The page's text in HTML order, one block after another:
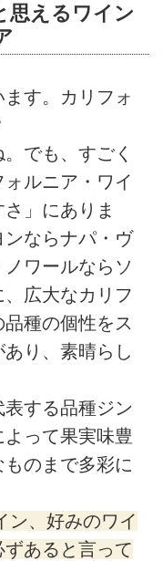
思えるワイン
す。カリフォ
でも、すごく
ルニア・ワイ
」にありま
ならナパ・ヴ
ワールならソ
広大なカリフ
種の個性をス
り、素晴らし
する品種ジン
って果実味豊
のまで多彩に
ン、好みのワイ
あると言って